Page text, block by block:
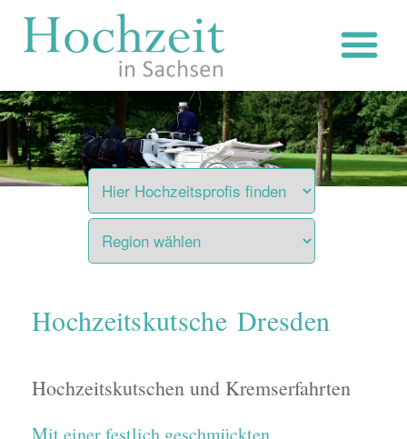
Inhalt
Hochzeitskutsche Dresden
Hochzeitskutschen und Kremserfahrten
Mit einer festlich geschmückten